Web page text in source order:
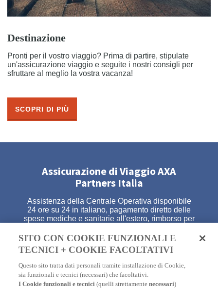
Destinazione
Pronti per il vostro viaggio? Prima di partire, stipulate
un'assicurazione viaggio e seguite i nostri consigli per
sfruttare al meglio la vostra vacanza!
SCOPRI DI PIÙ
Assicurazione di Viaggio AXA
Partners Italia
Assistenza della Centrale Operativa disponibile
24 ore su 24 in italiano, pagamento diretto delle
spese mediche e sanitarie all'estero, rimborso per
perdita del tuo bagaglio e assistenza legale
all'estero. E molto altro!
A PARTIRE DA 7,26€
SITO CON COOKIE FUNZIONALI E
TECNICI + COOKIE FACOLTATIVI
Questo sito tratta dati personali tramite installazione di Cookie,
sia funzionali e tecnici (necessari) che facoltativi.
I Cookie funzionali e tecnici (quelli strettamentenecessari)